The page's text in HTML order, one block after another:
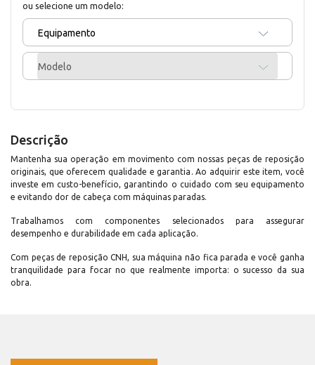
ou selecione um modelo:
Equipamento
Modelo
Descrição
Mantenha sua operação em movimento com nossas peças de reposição
originais, que oferecem qualidade e garantia. Ao adquirir este item, você
investe em custo-benefício, garantindo o cuidado com seu equipamento
e evitando dor de cabeça com máquinas paradas.
Trabalhamos com componentes selecionados para assegurar
desempenho e durabilidade em cada aplicação.
Com peças de reposição CNH, sua máquina não fica parada e você ganha
tranquilidade para focar no que realmente importa: o sucesso da sua
obra.